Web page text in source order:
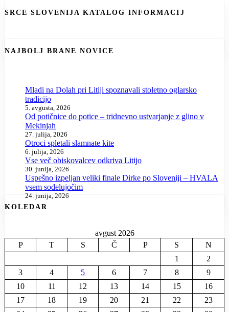
SRCE SLOVENIJA KATALOG INFORMACIJ
NAJBOLJ BRANE NOVICE
Mladi na Dolah pri Litiji spoznavali stoletno oglarsko
tradicijo
5. avgusta, 2026
Od potičnice do potice – tridnevno ustvarjanje z glino v
Mekinjah
27. julija, 2026
Otroci spletali slamnate kite
6. julija, 2026
Vse več obiskovalcev odkriva Litijo
30. junija, 2026
Uspešno izpeljan veliki finale Dirke po Sloveniji – HVALA
vsem sodelujočim
24. junija, 2026
KOLEDAR
avgust 2026
P
T S Č P S
N
1
2
3
4 5 6 7 8
9
10
11 12 13 14 15
16
17
18 19 20 21 22
23